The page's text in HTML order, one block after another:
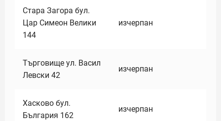
Стара Загора бул.
Цар Симеон Велики
144
изчерпан
Търговище ул. Васил
Левски 42
изчерпан
Хасково бул.
България 162
изчерпан